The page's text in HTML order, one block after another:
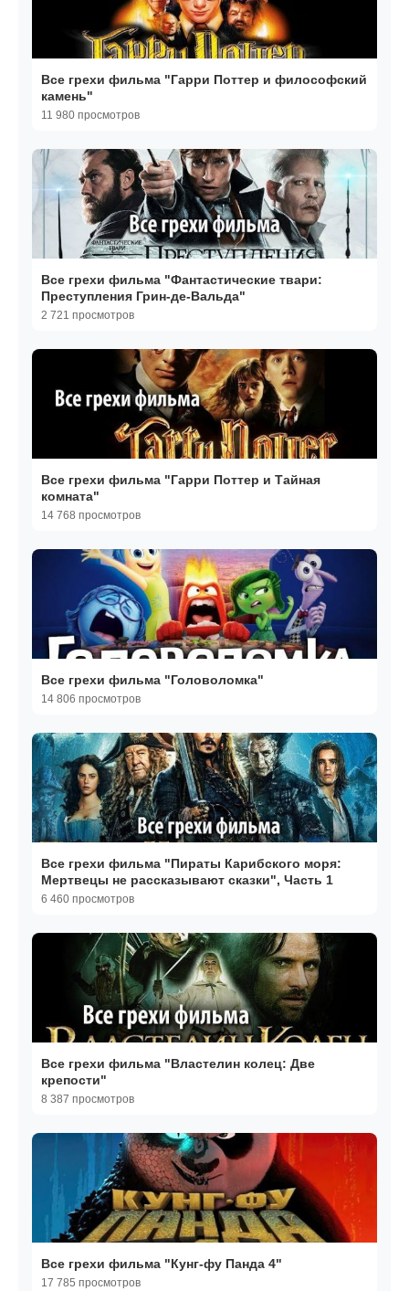
Все грехи фильма "Гарри Поттер и философский
камень"
11 980 просмотров
Все грехи фильма "Фантастические твари:
Преступления Грин-де-Вальда"
2 721 просмотров
Все грехи фильма "Гарри Поттер и Тайная
комната"
14 768 просмотров
Все грехи фильма "Головоломка"
14 806 просмотров
Все грехи фильма "Пираты Карибского моря:
Мертвецы не рассказывают сказки", Часть 1
6 460 просмотров
Все грехи фильма "Властелин колец: Две
крепости"
8 387 просмотров
Все грехи фильма "Кунг-фу Панда 4"
17 785 просмотров